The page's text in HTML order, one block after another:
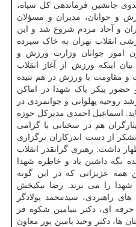
جانشین فرماندهی کل سپاه،
و جوانان، مدیران و مسؤلان
و آحاد مردم شروع شد و این
انقلاب تهران به خاک سپرده
امور جوانان وزارت ورزش و
اینکه ورزش از آغاز انقلاب
و مقاومت با ورزش در هم تنیده
پیکر پاک شهدا در اماکن
روحیه پهلوانی و جوانمردی در
اسماعیل احمدی مدیرکل حوزه
هم در سخنانی با گرامی
از دست اندرکاران برگزاری
داشت: رهبری گرانقدر انقلاب
نگه داشتن یاد و خاطره شهدا
همه عزیزانی که در این گونه
را می برند. رضا نیکبخش
راهبردی، سیدمحمد پولادگر
ای، دکتر بنیامین شکوه فر
ها، دکتر وحید یامین پور معاون